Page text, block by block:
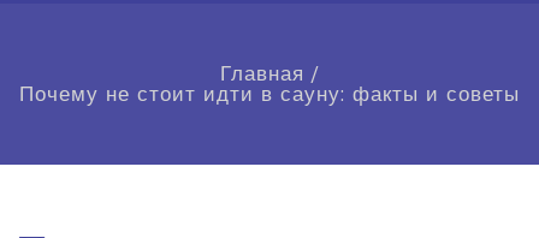
Главная /
Почему не стоит идти в сауну: факты и советы